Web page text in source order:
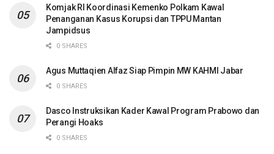
Komjak RI Koordinasi Kemenko Polkam Kawal
Penanganan Kasus Korupsi dan TPPU Mantan
Jampidsus
0 SHARES
Agus Muttaqien Alfaz Siap Pimpin MW KAHMI Jabar
0 SHARES
Dasco Instruksikan Kader Kawal Program Prabowo dan
Perangi Hoaks
0 SHARES